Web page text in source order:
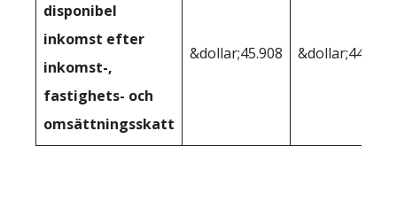
disponibel
inkomst efter
inkomst-,
fastighets- och
omsättningsskatt
&dollar;45.908 &dollar;44.550